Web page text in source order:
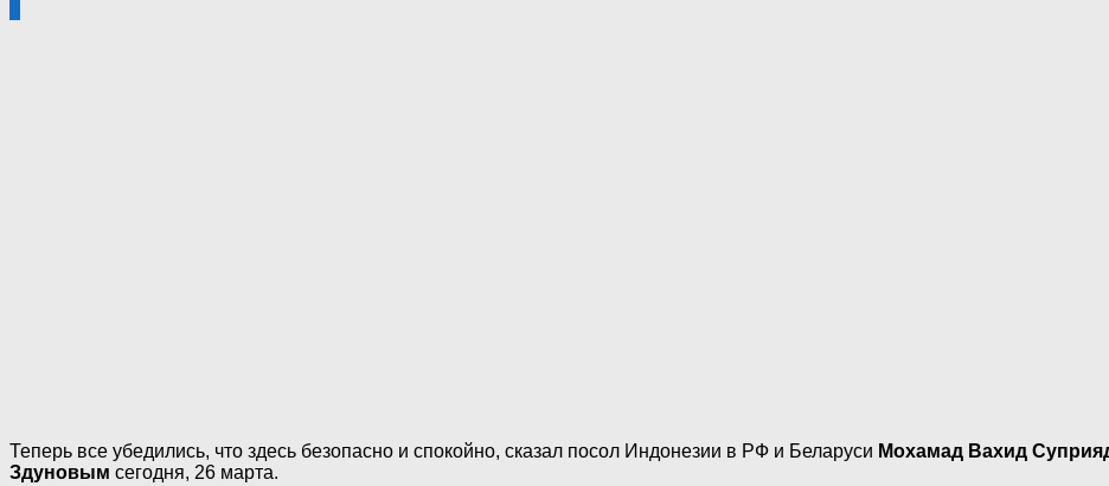
Теперь все убедились, что здесь безопасно и спокойно, сказал посол Индонезии в РФ и Беларуси Мохамад Вахид
Здуновым сегодня, 26 марта.